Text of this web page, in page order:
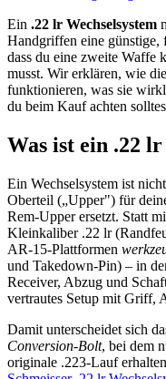
Ein .22 lr Wechselsystem
Handgriffen eine günstige,
dass du eine zweite Waffe
musst. Wir erklären, wie
funktionieren, was sie
du beim Kauf achten
Was ist ein .22 lr
Ein Wechselsystem ist
Oberteil („Upper") für
Rem-Upper ersetzt. Statt
Kleinkaliber .22 lr
AR-15-Plattformen
und Takedown-Pin) – in
Receiver, Abzug und
vertrautes Setup mit Griff,
Damit unterscheidet sich
Conversion-Bolt, bei dem
originale .223-Lauf